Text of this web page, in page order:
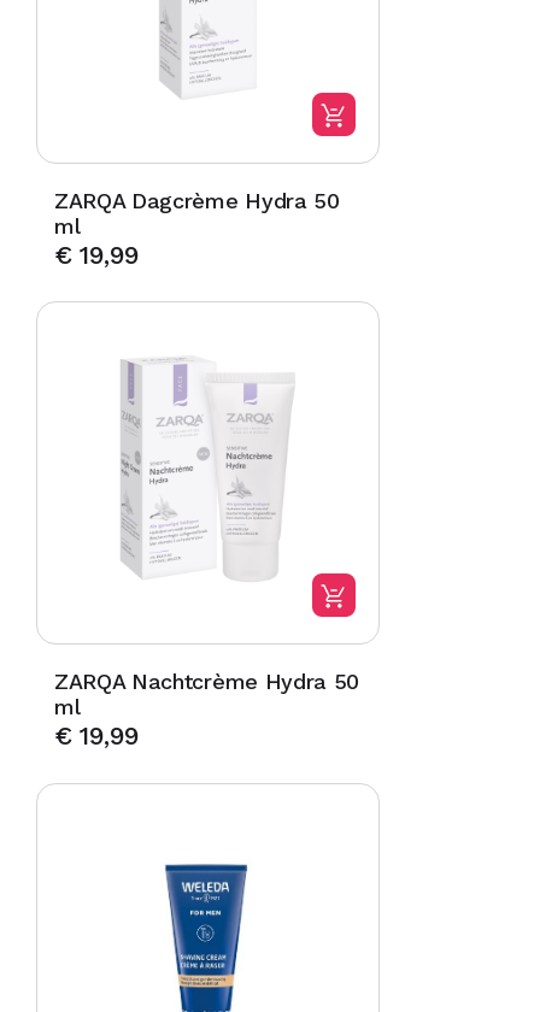
ZARQA Dagcrème Hydra 50
ml
€19,99
ZARQA Nachtcrème Hydra 50
ml
€19,99